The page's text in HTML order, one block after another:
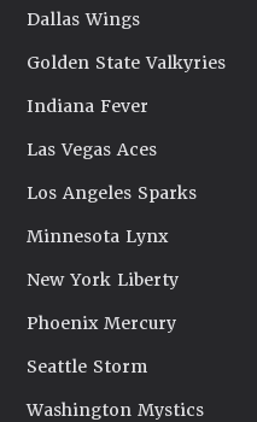
Dallas Wings
Golden State Valkyries
Indiana Fever
Las Vegas Aces
Los Angeles Sparks
Minnesota Lynx
New York Liberty
Phoenix Mercury
Seattle Storm
Washington Mystics